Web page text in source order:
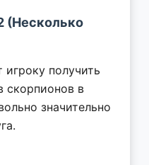
(Несколько
получить
скорпионов в
значительно